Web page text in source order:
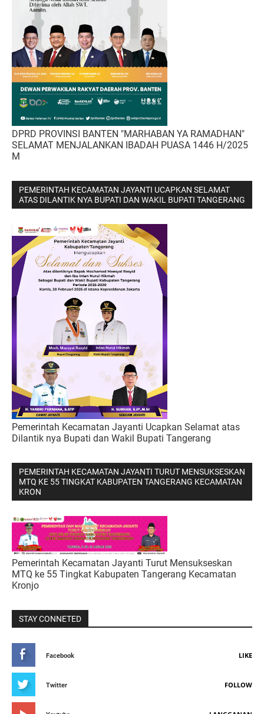
DPRD PROVINSI BANTEN "MARHABAN YA RAMADHAN"
SELAMAT MENJALANKAN IBADAH PUASA 1446 H/2025
M
PEMERINTAH KECAMATAN JAYANTI UCAPKAN SELAMAT
ATAS DILANTIK NYA BUPATI DAN WAKIL BUPATI TANGERANG
Pemerintah Kecamatan Jayanti Ucapkan Selamat atas
Dilantik nya Bupati dan Wakil Bupati Tangerang
PEMERINTAH KECAMATAN JAYANTI TURUT MENSUKSESKAN
MTQ KE 55 TINGKAT KABUPATEN TANGERANG KECAMATAN
KRON
Pemerintah Kecamatan Jayanti Turut Mensukseskan
MTQ ke 55 Tingkat Kabupaten Tangerang Kecamatan
Kronjo
STAY CONNETED
Facebook LIKE
Twitter FOLLOW